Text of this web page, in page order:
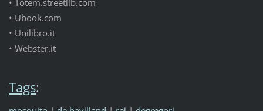
• Ubook.com
• Unilibro.it
• Webster.it
Tags: